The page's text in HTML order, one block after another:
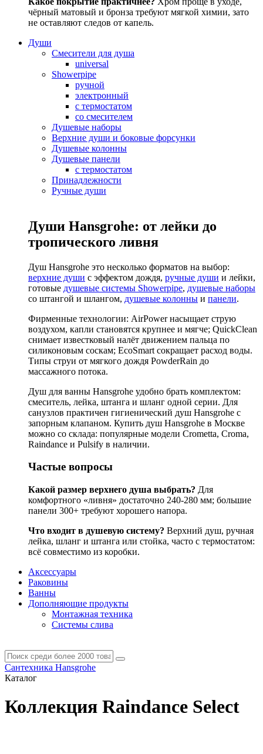
чёрный матовый и бронза требуют мягкой химии, зато
не оставляют следов от капель.
Души
Смесители для душа
universal
Showerpipe
ручной
электронный
с термостатом
со смесителем
Душевые наборы
Верхние души и боковые форсунки
Душевые колонны
Душевые панели
с термостатом
Принадлежности
Ручные души
Души Hansgrohe: от лейки до
тропического ливня
Душ Hansgrohe это несколько форматов на выбор:
верхние души с эффектом дождя, ручные души и лейки,
готовые душевые системы Showerpipe, душевые наборы
со штангой и шлангом, душевые колонны и панели.
Фирменные технологии: AirPower насыщает струю
воздухом, капли становятся крупнее и мягче; QuickClean
снимает известковый налёт движением пальца по
силиконовым соскам; EcoSmart сокращает расход воды.
Типы струи от мягкого дождя PowderRain до
массажного потока.
Душ для ванны Hansgrohe удобно брать комплектом:
смеситель, лейка, штанга и шланг одной серии. Для
санузлов практичен гигиенический душ Hansgrohe с
запорным клапаном. Купить душ Hansgrohe в Москве
можно со склада: популярные модели Crometta, Croma,
Raindance и Pulsify в наличии.
Частые вопросы
Какой размер верхнего душа выбрать? Для
комфортного «ливня» достаточно 240-280 мм; большие
панели 300+ требуют хорошего напора.
Что входит в душевую систему? Верхний душ, ручная
лейка, шланг и штанга или стойка, часто с термостатом:
всё совместимо из коробки.
Аксессуары
Раковины
Ванны
Дополняющие продукты
Монтажная техника
Системы слива
Сантехника Hansgrohe
Каталог
Коллекция Raindance Select